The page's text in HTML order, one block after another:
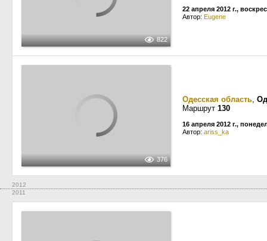
822
22 апреля 2012 г.,
Автор: Eugene
376
Одесская область,
Маршрут 130
16 апреля 2012 г.,
Автор: ariss_ka
2012
2011